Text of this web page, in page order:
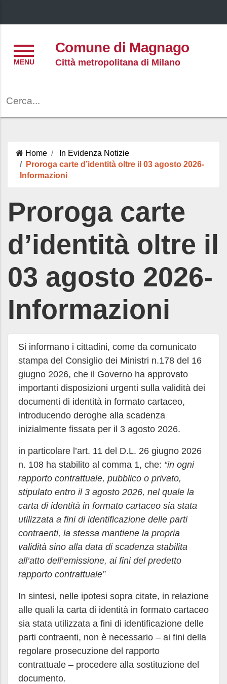
Comune di Magnago
Città metropolitana di Milano
Home In Evidenza Notizie
Proroga carte d’identità oltre il 03 agosto 2026-
Informazioni
Proroga carte
d’identità oltre il
03 agosto 2026-
Informazioni
Si informano i cittadini, come da comunicato
stampa del Consiglio dei Ministri n.178 del 16
giugno 2026, che il Governo ha approvato
importanti disposizioni urgenti sulla validità dei
documenti di identità in formato cartaceo,
introducendo deroghe alla scadenza
inizialmente fissata per il 3 agosto 2026.
in particolare l’art. 11 del D.L. 26 giugno 2026
n. 108 ha stabilito al comma 1, che: “in ogni
rapporto contrattuale, pubblico o privato,
stipulato entro il 3 agosto 2026, nel quale la
carta di identità in formato cartaceo sia stata
utilizzata a fini di identificazione delle parti
contraenti, la stessa mantiene la propria
validità sino alla data di scadenza stabilita
all’atto dell’emissione, ai fini del predetto
rapporto contrattuale”
In sintesi, nelle ipotesi sopra citate, in relazione
alle quali la carta di identità in formato cartaceo
sia stata utilizzata a fini di identificazione delle
parti contraenti, non è necessario – ai fini della
regolare prosecuzione del rapporto
contrattuale – procedere alla sostituzione del
documento.